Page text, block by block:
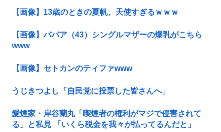
【画像】13歳のときの夏帆、天使すぎるｗｗｗ
【画像】ババア（43）シングルマザーの爆乳がこちら
www
【画像】セトカンのティファwww
うじきつよし「自民党に投票した皆さんへ」
愛煙家・岸谷蘭丸「喫煙者の権利がマジで侵害されて
る」と私見 「いくら税金を我々が払ってるんだと」